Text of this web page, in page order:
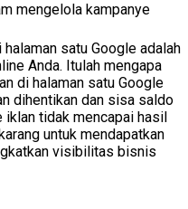
mengelola kampanye
satu Google adalah
Anda. Itulah mengapa
di halaman satu Google
dihentikan dan sisa saldo
tidak mencapai hasil
untuk mendapatkan
visibilitas bisnis